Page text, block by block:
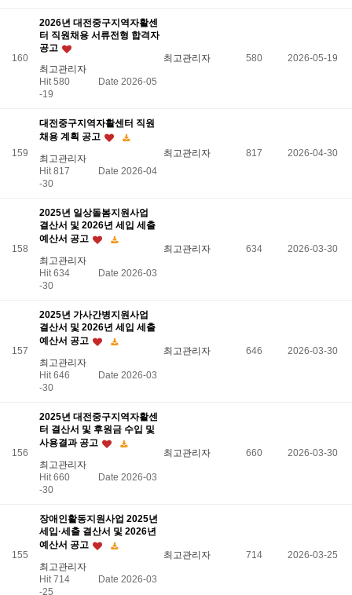
160
2026년 대전중구지역자활센
터 직원채용 서류전형 합격자
공고
최고관리자
Hit 580
Date 2026-05
-19
최고관리자 580 2026-05-19
159
대전중구지역자활센터 직원
채용 계획 공고
최고관리자
Hit 817 Date 2026-04
-30
최고관리자 817 2026-04-30
158
2025년 일상돌봄지원사업
결산서 및 2026년 세입 세출
예산서 공고
최고관리자
Hit 634 Date 2026-03
-30
최고관리자 634 2026-03-30
157
2025년 가사간병지원사업
결산서 및 2026년 세입 세출
예산서 공고
최고관리자
Hit 646 Date 2026-03
-30
최고관리자 646 2026-03-30
156
2025년 대전중구지역자활센
터 결산서 및 후원금 수입 및
사용결과 공고
최고관리자
Hit 660 Date 2026-03
-30
최고관리자 660 2026-03-30
155
장애인활동지원사업 2025년
세입·세출 결산서 및 2026년
예산서 공고
최고관리자
Hit 714 Date 2026-03
-25
최고관리자 714 2026-03-25